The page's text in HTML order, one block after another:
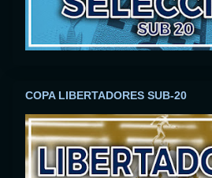
COPA LIBERTADORES SUB-20